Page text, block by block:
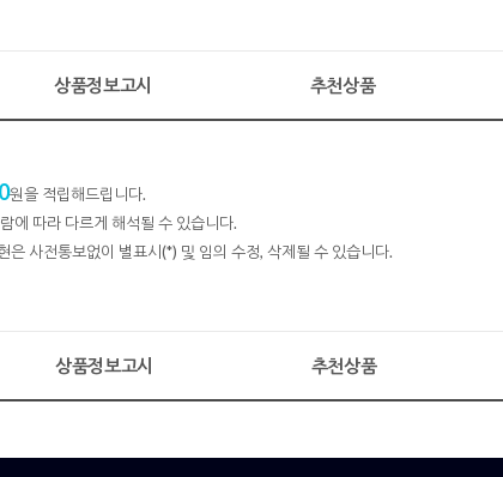
상품정보고시 추천상품
원을 적립해드립니다.
에 따라 다르게 해석될 수 있습니다.
사전통보없이 별표시(*) 및 임의 수정, 삭제될 수 있습니다.
상품정보고시 추천상품